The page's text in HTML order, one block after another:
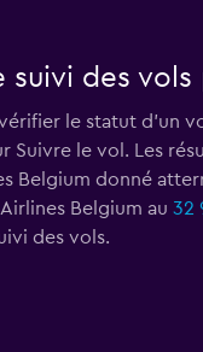
des
le statut d'un
Suivre le vol. Les
Belgium donné
Belgium au 32
des vols.